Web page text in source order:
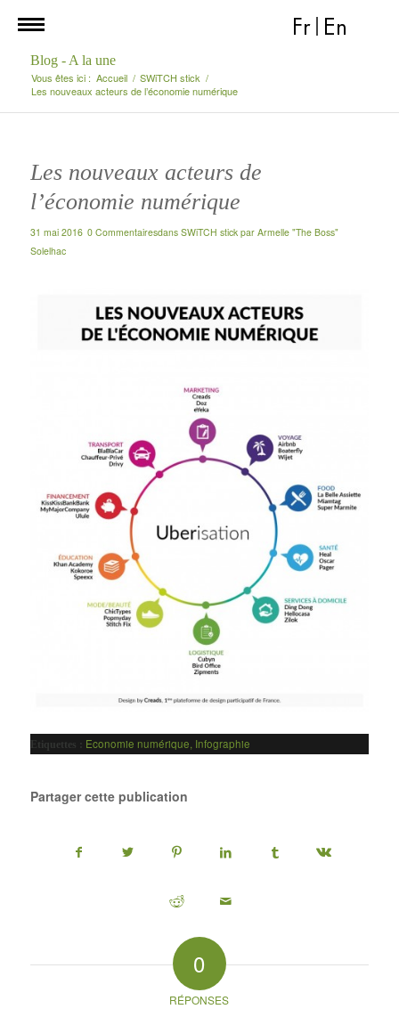
Fr En
Blog - A la une
Vous êtes ici : Accueil / SWiTCH stick /
Les nouveaux acteurs de l’économie numérique
Les nouveaux acteurs de
l’économie numérique
31 mai 2016 0 Commentairesdans SWiTCH stick par Armelle "The Boss"
Solelhac
Etiquettes : Economie numérique, Infographie
Partager cette publication
0
RÉPONSES